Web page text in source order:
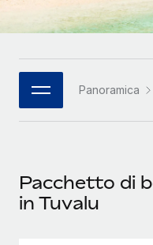
日本語
한국어
中文（简体）
Panoramica
Pacchetto di
in Tuvalu